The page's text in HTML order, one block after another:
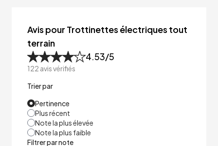
Avis pour Trottinettes électriques tout
terrain
4.53/5
122 avis vérifiés
Trier par
Pertinence
Plus récent
Note la plus élevée
Note la plus faible
Filtrer par note